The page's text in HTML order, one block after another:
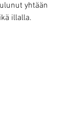
yhtään
illalla.